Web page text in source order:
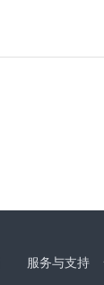
服务与支持